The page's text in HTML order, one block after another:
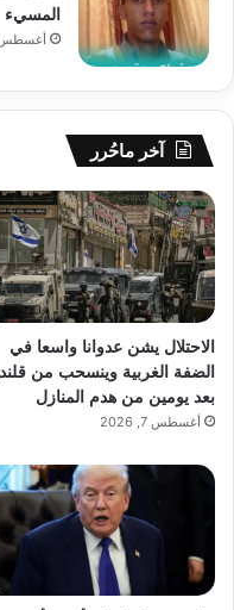
المسيء
أغسطس 14,
آخر ماحُرر
الاحتلال يشن عدوانا واسعا في
الضفة الغربية وينسحب من
بعد يومين من هدم المنازل
أغسطس 7, 2026